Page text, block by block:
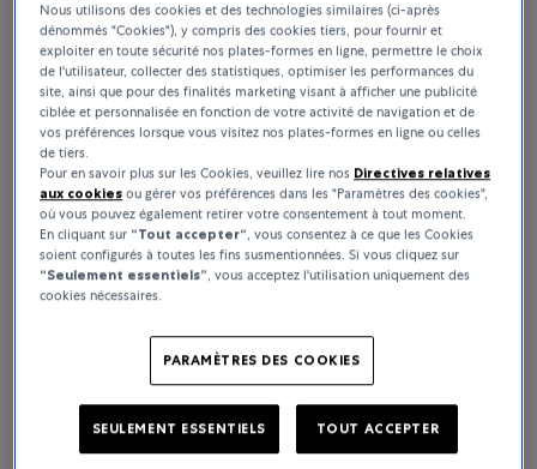
Nous utilisons des cookies et des technologies similaires (ci-après
dénommés "Cookies"), y compris des cookies tiers, pour fournir et
exploiter en toute sécurité nos plates-formes en ligne, permettre le choix
de l'utilisateur, collecter des statistiques, optimiser les performances du
site, ainsi que pour des finalités marketing visant à afficher une publicité
ciblée et personnalisée en fonction de votre activité de navigation et de
vos préférences lorsque vous visitez nos plates-formes en ligne ou celles
de tiers.
Pour en savoir plus sur les Cookies, veuillez lire nos Directives relatives
aux cookies ou gérer vos préférences dans les "Paramètres des cookies",
où vous pouvez également retirer votre consentement à tout moment.
En cliquant sur “Tout accepter“, vous consentez à ce que les Cookies
soient configurés à toutes les fins susmentionnées. Si vous cliquez sur
“Seulement essentiels”, vous acceptez l'utilisation uniquement des
cookies nécessaires.
PARAMÈTRES DES COOKIES
SEULEMENT ESSENTIELS TOUT ACCEPTER